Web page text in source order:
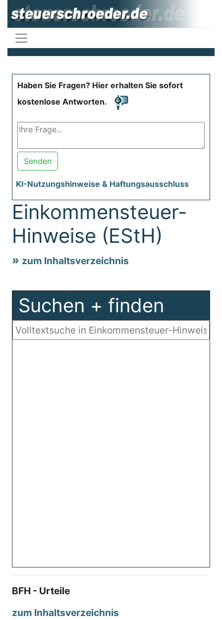
Haben Sie Fragen? Hier erhalten Sie sofort
kostenlose Antworten.
Senden
KI-Nutzungshinweise & Haftungsausschluss
Einkommensteuer-
Hinweise (EStH)
zum Inhaltsverzeichnis
Suchen + finden
BFH - Urteile
zum Inhaltsverzeichnis